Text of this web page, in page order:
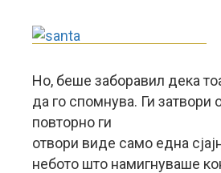
Но, беше заборавил дека
да го спомнува. Ги затвори
повторно ги
отвори виде само една
небото што намигнуваше